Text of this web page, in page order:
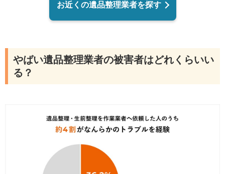
お近くの遺品整理業者を探す
やばい遺品整理業者の被害者はどれくらいい
る？